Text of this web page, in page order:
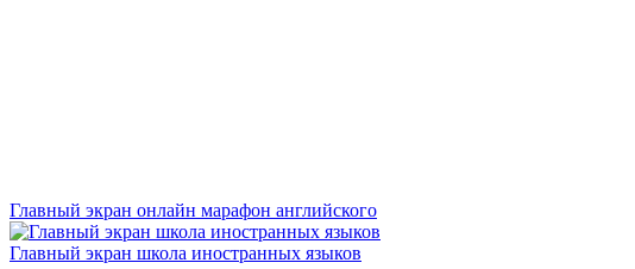
Главный экран онлайн марафон английского
Главный экран школа иностранных языков